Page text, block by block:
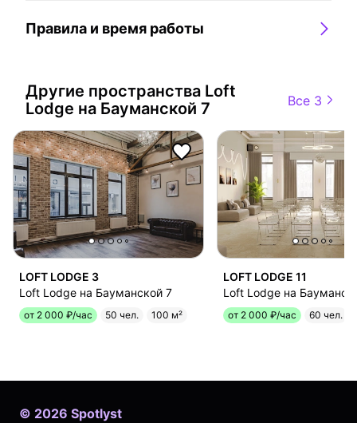
Правила и время работы
Другие пространства Loft
Lodge на Бауманской 7
Все 3
LOFT LODGE 3
Loft Lodge на Бауманской 7
от 2 000 ₽/час 50 чел. 100 м²
LOFT LODGE 11
Loft Lodge на
от 2 000 ₽/час 60 чел.
© 2026 Spotlyst